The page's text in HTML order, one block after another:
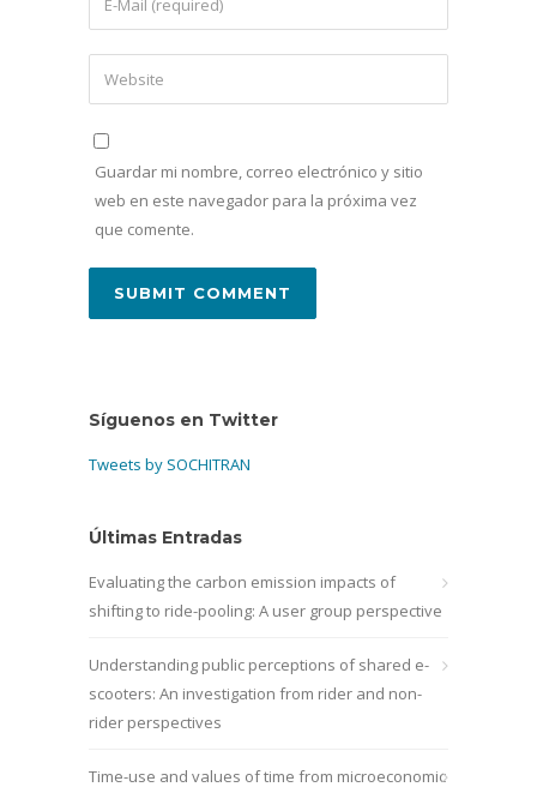
Guardar mi nombre, correo electrónico y sitio
web en este navegador para la próxima vez
que comente.
Síguenos en Twitter
Tweets by SOCHITRAN
Últimas Entradas
Evaluating the carbon emission impacts of
shifting to ride-pooling: A user group perspective
Understanding public perceptions of shared e-
scooters: An investigation from rider and non-
rider perspectives
Time-use and values of time from microeconomic